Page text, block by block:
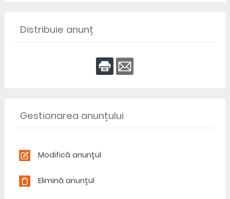
Distribuie anunț
Gestionarea anunțului
Modifică anunțul
Elimină anunțul